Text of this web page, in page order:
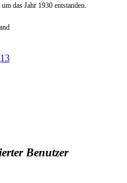
das Jahr 1930 entstanden.
Benutzer